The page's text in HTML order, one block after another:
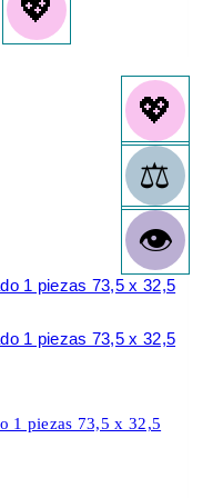
1 piezas 73,5 x 32,5